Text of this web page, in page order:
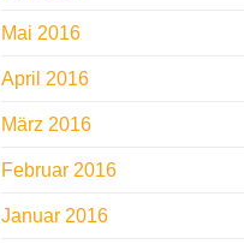
Mai 2016
April 2016
März 2016
Februar 2016
Januar 2016